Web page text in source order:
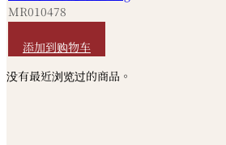
MR010478
添加到购物车
没有最近浏览过的商品。